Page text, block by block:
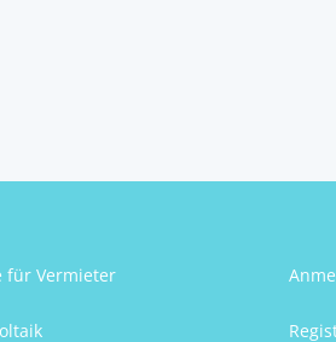
für Vermieter